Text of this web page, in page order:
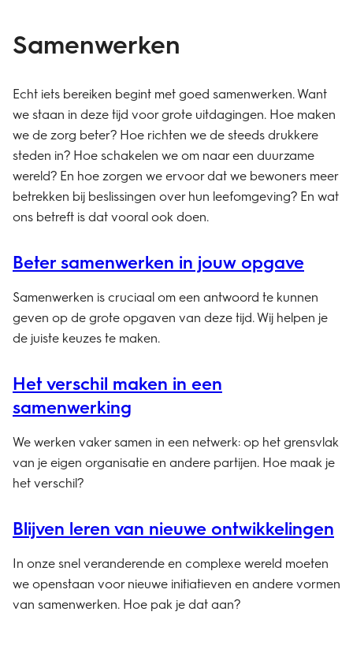
Samenwerken
Echt iets bereiken begint met goed samenwerken. Want
we staan in deze tijd voor grote uitdagingen. Hoe maken
we de zorg beter? Hoe richten we de steeds drukkere
steden in? Hoe schakelen we om naar een duurzame
wereld? En hoe zorgen we ervoor dat we bewoners meer
betrekken bij beslissingen over hun leefomgeving? En wat
ons betreft is dat vooral ook doen.
Beter samenwerken in jouw opgave
Samenwerken is cruciaal om een antwoord te kunnen
geven op de grote opgaven van deze tijd. Wij helpen je
de juiste keuzes te maken.
Het verschil maken in een
samenwerking
We werken vaker samen in een netwerk: op het grensvlak
van je eigen organisatie en andere partijen. Hoe maak je
het verschil?
Blijven leren van nieuwe ontwikkelingen
In onze snel veranderende en complexe wereld moeten
we openstaan voor nieuwe initiatieven en andere vormen
van samenwerken. Hoe pak je dat aan?